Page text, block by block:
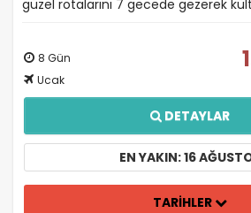
güzel rotalarını 7 gecede gezerek
8 Gün
Ucak
DETAYLAR
EN YAKIN: 16
TARİHLER